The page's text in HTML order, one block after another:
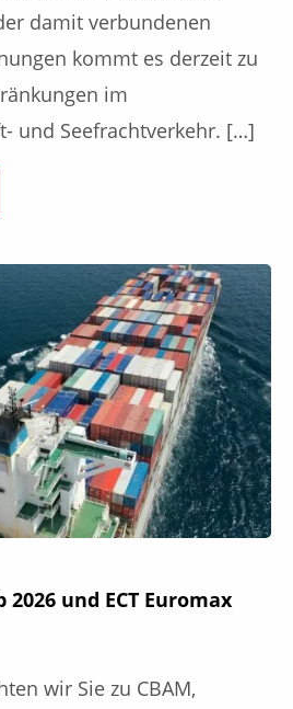
damit verbundenen
kommt es derzeit zu
im
und Seefrachtverkehr. […]
und ECT Euromax
wir Sie zu CBAM,